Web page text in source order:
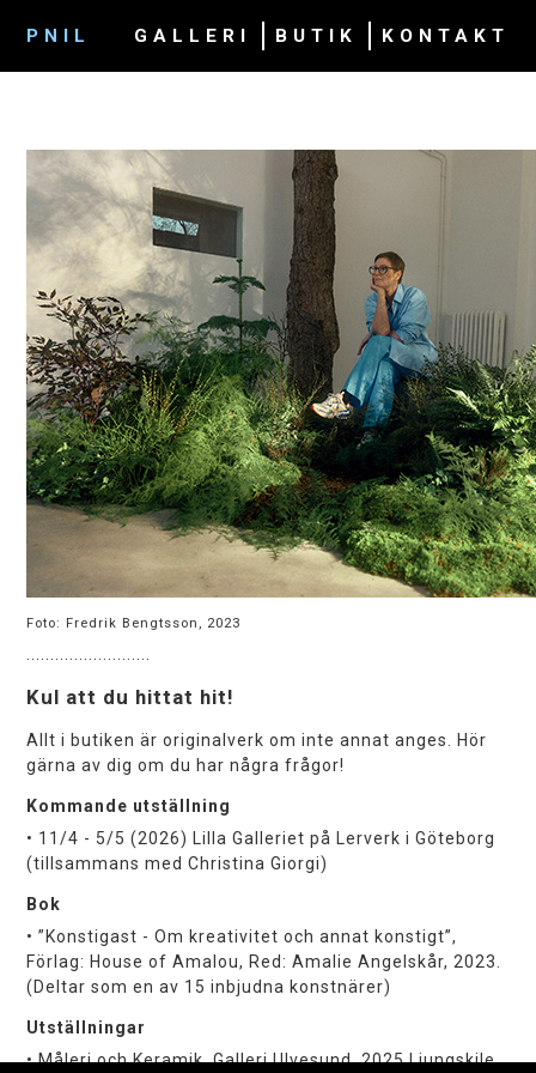
PNIL GALLERI BUTIK KONTAKT
Foto: Fredrik Bengtsson, 2023
Kul att du hittat hit!
Allt i butiken är originalverk om inte annat anges. Hör
gärna av dig om du har några frågor!
Kommande utställning
• 11/4 - 5/5 (2026) Lilla Galleriet på Lerverk i Göteborg
(tillsammans med Christina Giorgi)
Bok
• ”Konstigast - Om kreativitet och annat konstigt”,
Förlag: House of Amalou, Red: Amalie Angelskår, 2023.
(Deltar som en av 15 inbjudna konstnärer)
Utställningar
• Måleri och Keramik, Galleri Ulvesund, 2025 Ljungskile